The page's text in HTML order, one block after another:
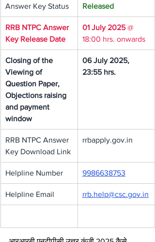
Answer Key Status Released
RRB NTPC Answer
Key Release Date
01 July 2025 @
18:00 hrs. onwards
Closing of the
Viewing of
Question Paper,
Objections raising
and payment
window
06 July 2025,
23:55 hrs.
RRB NTPC Answer
Key Download Link
rrbapply.gov.in
Helpline Number 9986638753
Helpline Email rrb.help@csc.gov.in